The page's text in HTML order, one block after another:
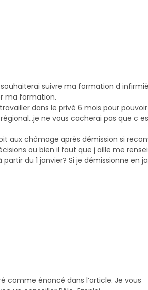
suivre ma formation d
ma formation.
dans le privé 6 mois pour
ne vous cacherai pas que c
aux chômage après démission si
ou bien il faut que j aille me
du 1 janvier? Si je démissionne en
comme énoncé dans l’article. Je vous